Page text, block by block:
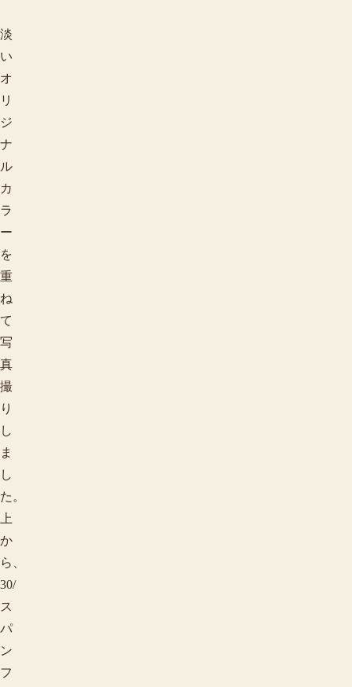
淡
い
オ
リ
ジ
ナ
ル
カ
ラ
ー
を
重
ね
て
写
真
撮
り
し
ま
し
た。
上
か
ら、
30/
ス
パ
ン
フ